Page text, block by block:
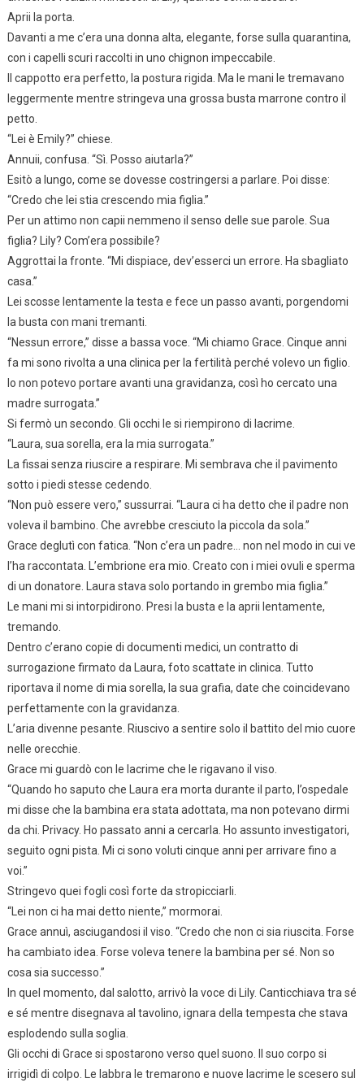
Aprii la porta.
Davanti a me c’era una donna alta, elegante, forse sulla quarantina,
con i capelli scuri raccolti in uno chignon impeccabile.
Il cappotto era perfetto, la postura rigida. Ma le mani le tremavano
leggermente mentre stringeva una grossa busta marrone contro il
petto.
“Lei è Emily?” chiese.
Annuii, confusa. “Sì. Posso aiutarla?”
Esitò a lungo, come se dovesse costringersi a parlare. Poi disse:
“Credo che lei stia crescendo mia figlia.”
Per un attimo non capii nemmeno il senso delle sue parole. Sua
figlia? Lily? Com’era possibile?
Aggrottai la fronte. “Mi dispiace, dev’esserci un errore. Ha sbagliato
casa.”
Lei scosse lentamente la testa e fece un passo avanti, porgendomi
la busta con mani tremanti.
“Nessun errore,” disse a bassa voce. “Mi chiamo Grace. Cinque anni
fa mi sono rivolta a una clinica per la fertilità perché volevo un figlio.
Io non potevo portare avanti una gravidanza, così ho cercato una
madre surrogata.”
Si fermò un secondo. Gli occhi le si riempirono di lacrime.
“Laura, sua sorella, era la mia surrogata.”
La fissai senza riuscire a respirare. Mi sembrava che il pavimento
sotto i piedi stesse cedendo.
“Non può essere vero,” sussurrai. “Laura ci ha detto che il padre non
voleva il bambino. Che avrebbe cresciuto la piccola da sola.”
Grace deglutì con fatica. “Non c’era un padre… non nel modo in cui ve
l’ha raccontata. L’embrione era mio. Creato con i miei ovuli e sperma
di un donatore. Laura stava solo portando in grembo mia figlia.”
Le mani mi si intorpidirono. Presi la busta e la aprii lentamente,
tremando.
Dentro c’erano copie di documenti medici, un contratto di
surrogazione firmato da Laura, foto scattate in clinica. Tutto
riportava il nome di mia sorella, la sua grafia, date che coincidevano
perfettamente con la gravidanza.
L’aria divenne pesante. Riuscivo a sentire solo il battito del mio cuore
nelle orecchie.
Grace mi guardò con le lacrime che le rigavano il viso.
“Quando ho saputo che Laura era morta durante il parto, l’ospedale
mi disse che la bambina era stata adottata, ma non potevano dirmi
da chi. Privacy. Ho passato anni a cercarla. Ho assunto investigatori,
seguito ogni pista. Mi ci sono voluti cinque anni per arrivare fino a
voi.”
Stringevo quei fogli così forte da stropicciarli.
“Lei non ci ha mai detto niente,” mormorai.
Grace annuì, asciugandosi il viso. “Credo che non ci sia riuscita. Forse
ha cambiato idea. Forse voleva tenere la bambina per sé. Non so
cosa sia successo.”
In quel momento, dal salotto, arrivò la voce di Lily. Canticchiava tra sé
e sé mentre disegnava al tavolino, ignara della tempesta che stava
esplodendo sulla soglia.
Gli occhi di Grace si spostarono verso quel suono. Il suo corpo si
irrigidì di colpo. Le labbra le tremarono e nuove lacrime le scesero sul